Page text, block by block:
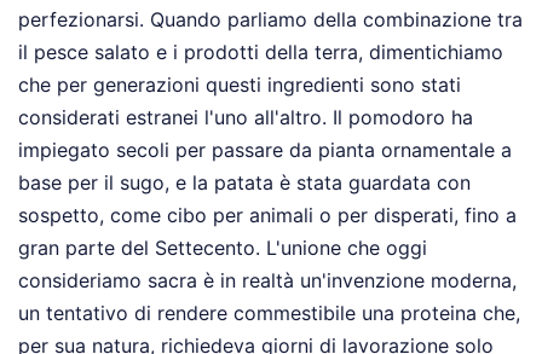
perfezionarsi. Quando parliamo della combinazione tra
il pesce salato e i prodotti della terra, dimentichiamo
che per generazioni questi ingredienti sono stati
considerati estranei l'uno all'altro. Il pomodoro ha
impiegato secoli per passare da pianta ornamentale a
base per il sugo, e la patata è stata guardata con
sospetto, come cibo per animali o per disperati, fino a
gran parte del Settecento. L'unione che oggi
consideriamo sacra è in realtà un'invenzione moderna,
un tentativo di rendere commestibile una proteina che,
per sua natura, richiedeva giorni di lavorazione solo